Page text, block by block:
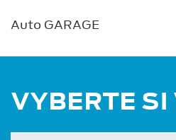
Auto GARAGE
VYBERTE